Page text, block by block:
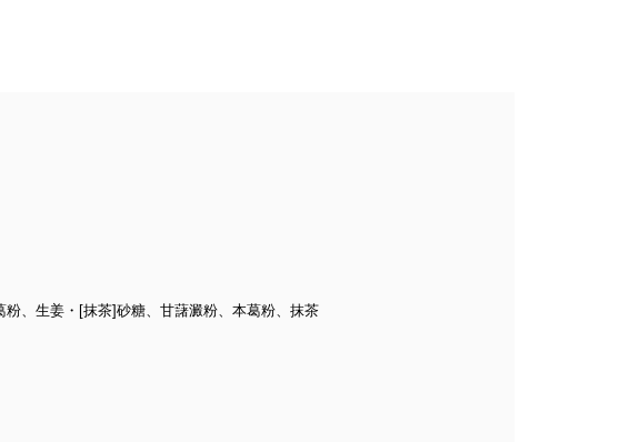
、生姜・[抹茶]砂糖、甘藷澱粉、本葛粉、抹茶